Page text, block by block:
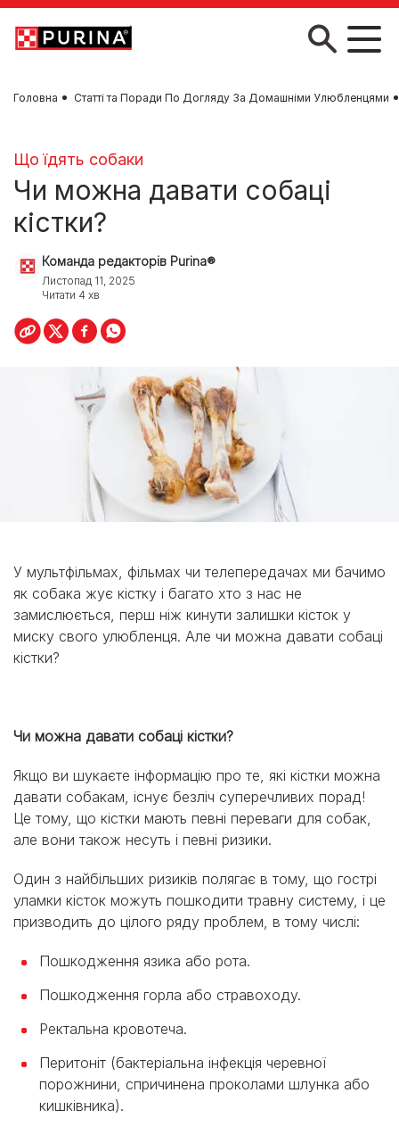
Skip to main content
Головна Статті та Поради По Догляду За Домашніми Улюбленцями
Що їдять собаки
Чи можна давати собаці
кістки?
Команда редакторів Purina®
Листопад 11, 2025
Читати 4 хв
У мультфільмах, фільмах чи телепередачах ми бачимо
як собака жує кістку і багато хто з нас не
замислюється, перш ніж кинути залишки кісток у
миску свого улюбленця. Але чи можна давати собаці
кістки?
Чи можна давати собаці кістки?
Якщо ви шукаєте інформацію про те, які кістки можна
давати собакам, існує безліч суперечливих порад!
Це тому, що кістки мають певні переваги для собак,
але вони також несуть і певні ризики.
Один з найбільших ризиків полягає в тому, що гострі
уламки кісток можуть пошкодити травну систему, і це
призводить до цілого ряду проблем, в тому числі:
Пошкодження язика або рота.
Пошкодження горла або стравоходу.
Ректальна кровотеча.
Перитоніт (бактеріальна інфекція черевної
порожнини, спричинена проколами шлунка або
кишківника).